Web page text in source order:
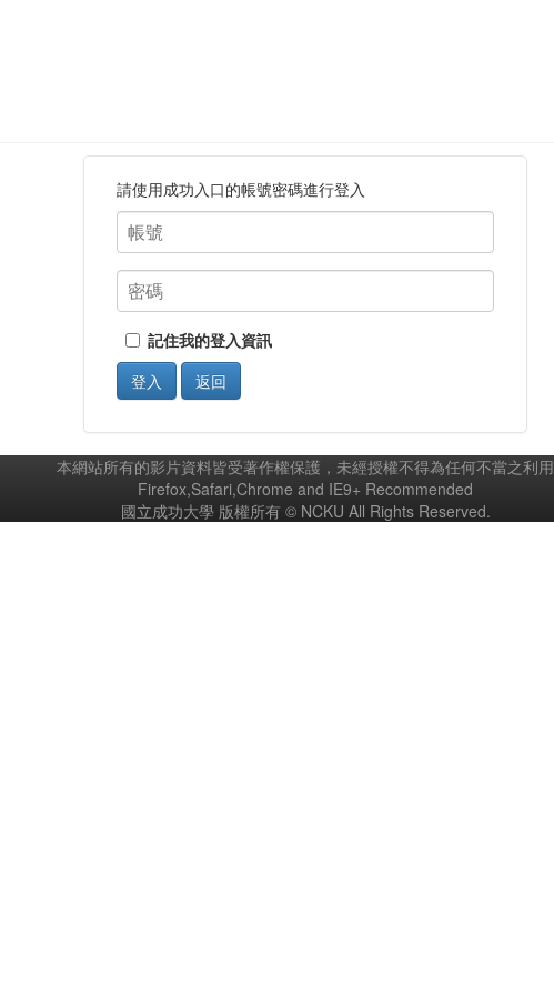
請使用成功入口的帳號密碼進行登入
記住我的登入資訊
登入
返回
本網站所有的影片資料皆受著作權保護，未經授權不得為任何不當之利用
Firefox,Safari,Chrome and IE9+ Recommended
國立成功大學 版權所有 © NCKU All Rights Reserved.